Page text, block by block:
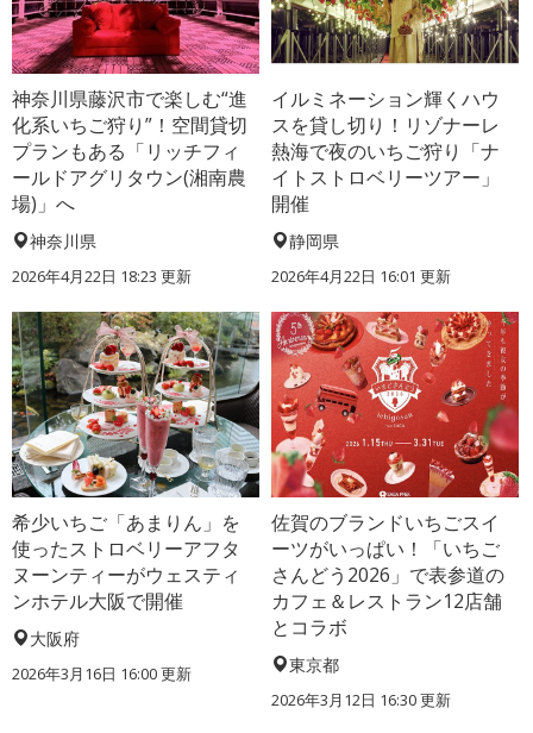
神奈川県藤沢市で楽しむ“進
化系いちご狩り”！空間貸切
プランもある「リッチフィ
ールドアグリタウン(湘南農
場)」へ
神奈川県
2026年4月22日 18:23 更新
イルミネーション輝くハウ
スを貸し切り！リゾナーレ
熱海で夜のいちご狩り「ナ
イトストロベリーツアー」
開催
静岡県
2026年4月22日 16:01 更新
希少いちご「あまりん」を
使ったストロベリーアフタ
ヌーンティーがウェスティ
ンホテル大阪で開催
大阪府
2026年3月16日 16:00 更新
佐賀のブランドいちごスイ
ーツがいっぱい！「いちご
さんどう2026」で表参道の
カフェ＆レストラン12店舗
とコラボ
東京都
2026年3月12日 16:30 更新